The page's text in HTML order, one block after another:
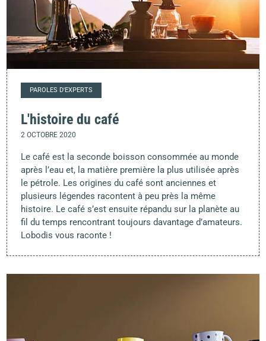
PAROLES D'EXPERTS
L'histoire du café
2 OCTOBRE 2020
Le café est la seconde boisson consommée au monde
après l’eau et, la matière première la plus utilisée après
le pétrole. Les origines du café sont anciennes et
plusieurs légendes racontent à peu près la même
histoire. Le café s’est ensuite répandu sur la planète au
fil du temps rencontrant toujours davantage d’amateurs.
Lobodis vous raconte !